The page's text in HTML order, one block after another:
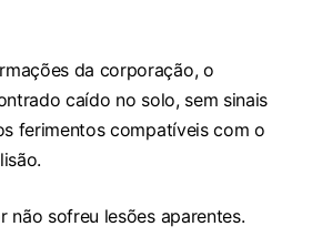
da corporação, o
caído no solo, sem sinais
ferimentos compatíveis com o
não sofreu lesões aparentes.